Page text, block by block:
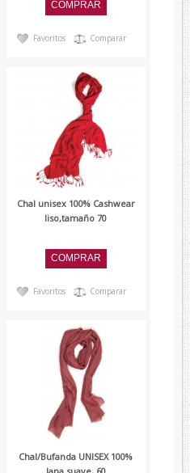
Favoritos Comparar
Chal unisex 100% Cashwear
liso,tamaño 70
Favoritos Comparar
Chal/Bufanda UNISEX 100%